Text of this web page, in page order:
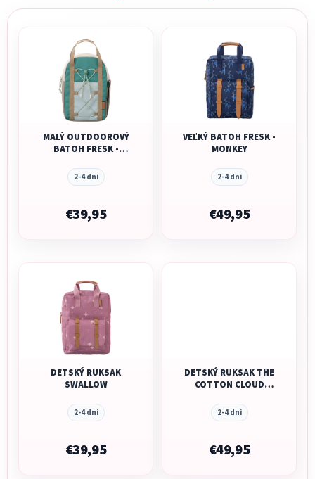
MALÝ OUTDOOROVÝ
BATOH FRESK -
2-4 dni
€39,95
VEĽKÝ BATOH FRESK -
MONKEY
2-4 dni
€49,95
DETSKÝ RUKSAK
SWALLOW
2-4 dni
€39,95
DETSKÝ RUKSAK THE
COTTON CLOUD
2-4 dni
€49,95